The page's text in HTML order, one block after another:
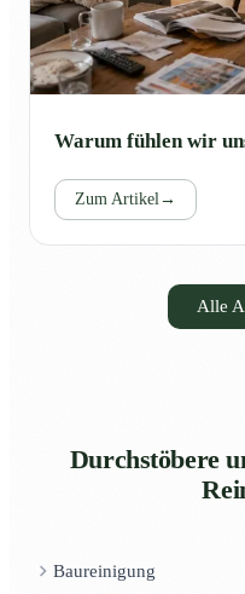
Warum fühlen wir
Zum Artikel →
Alle
Durchstöbere
Baureinigung